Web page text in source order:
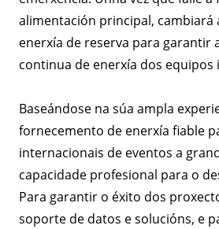
alimentación principal, cambiará
enerxía de reserva para garantir
continua de enerxía dos
Baseándose na súa ampla
fornecemento de enerxía fiable
internacionais de eventos a
capacidade profesional para o
Para garantir o éxito dos
soporte de datos e solucións, e